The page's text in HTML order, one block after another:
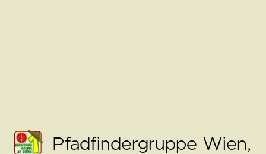
Pfadfindergruppe Wien,